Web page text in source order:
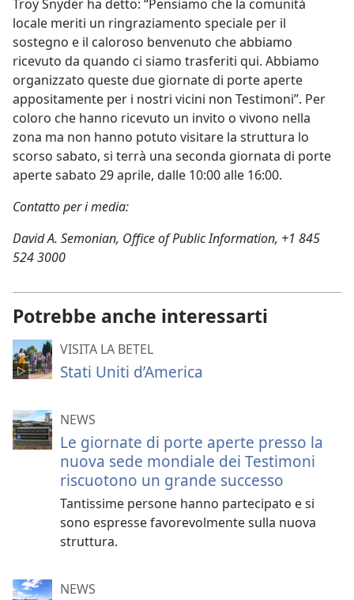
Troy Snyder ha detto: “Pensiamo che la comunità
locale meriti un ringraziamento speciale per il
sostegno e il caloroso benvenuto che abbiamo
ricevuto da quando ci siamo trasferiti qui. Abbiamo
organizzato queste due giornate di porte aperte
appositamente per i nostri vicini non Testimoni”. Per
coloro che hanno ricevuto un invito o vivono nella
zona ma non hanno potuto visitare la struttura lo
scorso sabato, si terrà una seconda giornata di porte
aperte sabato 29 aprile, dalle 10:00 alle 16:00.
Contatto per i media:
David A. Semonian, Office of Public Information, +1 845
524 3000
Potrebbe anche interessarti
VISITA LA BETEL
Stati Uniti d’America
NEWS
Le giornate di porte aperte presso la
nuova sede mondiale dei Testimoni
riscuotono un grande successo
Tantissime persone hanno partecipato e si
sono espresse favorevolmente sulla nuova
struttura.
NEWS